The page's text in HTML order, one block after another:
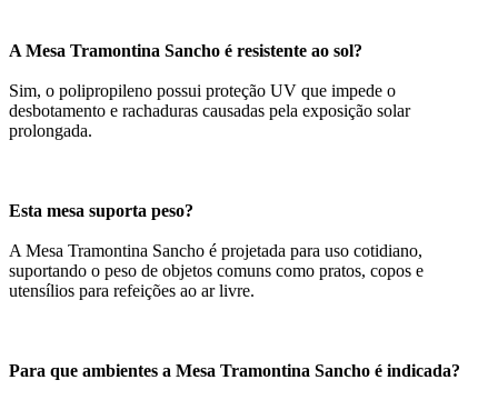
A Mesa Tramontina Sancho é resistente ao sol?
Sim, o polipropileno possui proteção UV que impede o
desbotamento e rachaduras causadas pela exposição solar
prolongada.
Esta mesa suporta peso?
A Mesa Tramontina Sancho é projetada para uso cotidiano,
suportando o peso de objetos comuns como pratos, copos e
utensílios para refeições ao ar livre.
Para que ambientes a Mesa Tramontina Sancho é indicada?